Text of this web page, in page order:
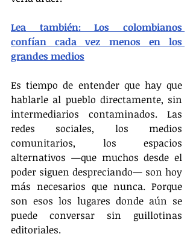
Lea también: Los colombianos
confían cada vez menos en los
grandes medios
Es tiempo de entender que hay que
hablarle al pueblo directamente, sin
intermediarios contaminados. Las
redes sociales, los medios
comunitarios, los espacios
alternativos —que muchos desde el
poder siguen despreciando— son hoy
más necesarios que nunca. Porque
son esos los lugares donde aún se
puede conversar sin guillotinas
editoriales.